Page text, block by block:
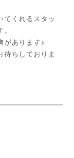
てくれるスタッ
があります♪
待ちしておりま